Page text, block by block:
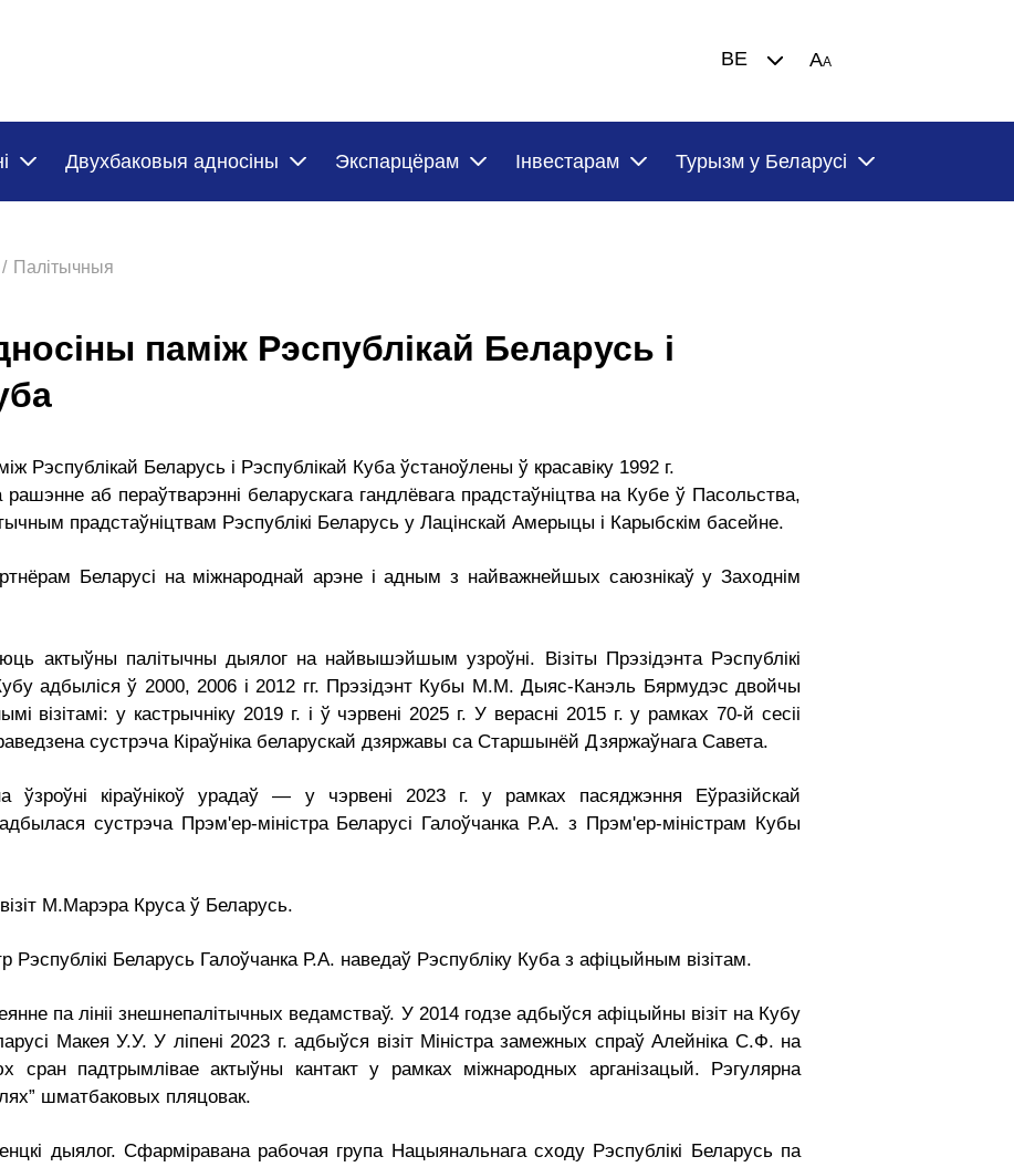
BE AA
Двухбаковыя адносіны Экспарцёрам Iнвестарам Турызм у Беларусi
Палітычныя
паміж Рэспублікай Беларусь і
Рэспублікай Беларусь і Рэспублікай Куба ўстаноўлены ў красавіку 1992 г.
рашэнне аб пераўтварэнні беларускага гандлёвага прадстаўніцтва на Кубе ў Пасольства,
прадстаўніцтвам Рэспублікі Беларусь у Лацінскай Амерыцы і Карыбскім басейне.
Беларусі на міжнароднай арэне і адным з найважнейшых саюзнікаў у Заходнім
актыўны палітычны дыялог на найвышэйшым узроўні. Візіты Прэзідэнта Рэспублікі
адбыліся ў 2000, 2006 і 2012 гг. Прэзідэнт Кубы М.М. Дыяс-Канэль Бярмудэс двойчы
візітамі: у кастрычніку 2019 г. і ў чэрвені 2025 г. У верасні 2015 г. у рамках 70-й сесіі
сустрэча Кіраўніка беларускай дзяржавы са Старшынёй Дзяржаўнага Савета.
ўзроўні кіраўнікоў урадаў — у чэрвені 2023 г. у рамках пасяджэння Еўразійскай
сустрэча Прэм'ер-міністра Беларусі Галоўчанка Р.А. з Прэм'ер-міністрам Кубы
М.Марэра Круса ў Беларусь.
Рэспублікі Беларусь Галоўчанка Р.А. наведаў Рэспубліку Куба з афіцыйным візітам.
па лініі знешнепалітычных ведамстваў. У 2014 годзе адбыўся афіцыйны візіт на Кубу
Макея У.У. У ліпені 2023 г. адбыўся візіт Міністра замежных спраў Алейніка С.Ф. на
сран падтрымлівае актыўны кантакт у рамках міжнародных арганізацый. Рэгулярна
шматбаковых пляцовак.
дыялог. Сфарміравана рабочая група Нацыянальнага сходу Рэспублікі Беларусь па